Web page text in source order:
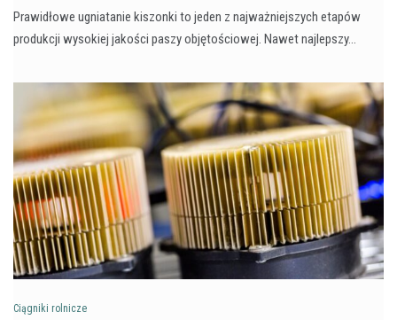
Prawidłowe ugniatanie kiszonki to jeden z najważniejszych etapów
produkcji wysokiej jakości paszy objętościowej. Nawet najlepszy…
Ciągniki rolnicze